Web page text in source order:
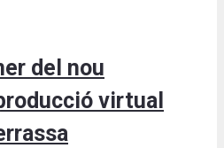
del nou
virtual